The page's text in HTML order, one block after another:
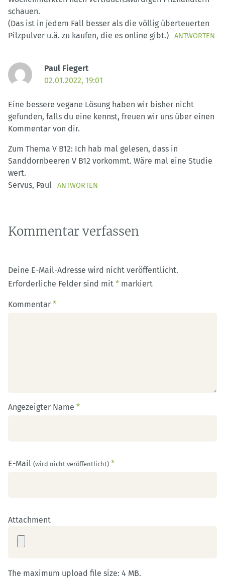
schauen.
(Das ist in jedem Fall besser als die völlig überteuerten
Pilzpulver u.ä. zu kaufen, die es online gibt.)
ANTWORTEN
Paul Fiegert
02.01.2022, 19:01
Eine bessere vegane Lösung haben wir bisher nicht
gefunden, falls du eine kennst, freuen wir uns über einen
Kommentar von dir.
Zum Thema V B12: Ich hab mal gelesen, dass in
Sanddornbeeren V B12 vorkommt. Wäre mal eine Studie
wert.
Servus, Paul
ANTWORTEN
Kommentar verfassen
Deine E-Mail-Adresse wird nicht veröffentlicht.
Erforderliche Felder sind mit * markiert
Kommentar *
Angezeigter Name *
E-Mail (wird nicht veröffentlicht) *
Attachment
The maximum upload file size: 4 MB.